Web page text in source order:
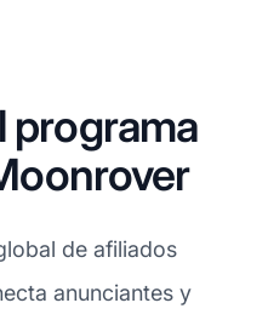
programa
de afiliados
anunciantes y